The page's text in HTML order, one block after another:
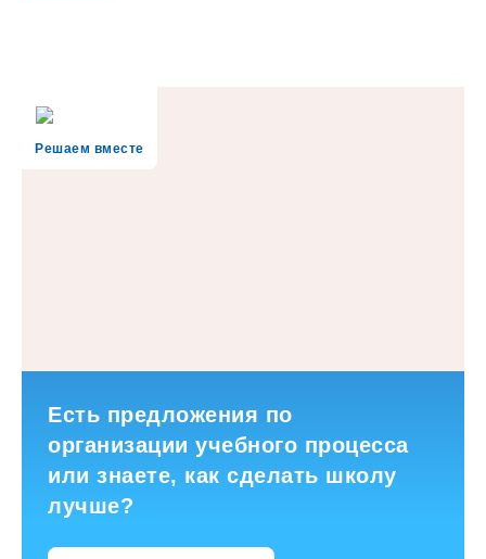
Решаем вместе
Есть предложения по
организации учебного процесса
или знаете, как сделать школу
лучше?